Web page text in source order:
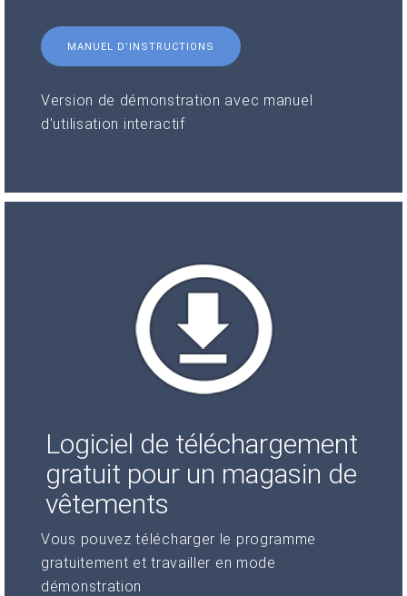
MANUEL D'INSTRUCTIONS
Version de démonstration avec manuel
d'utilisation interactif
Logiciel de téléchargement
gratuit pour un magasin de
vêtements
Vous pouvez télécharger le programme
gratuitement et travailler en mode
démonstration